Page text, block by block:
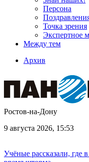
Персона
Точка зрения
Экспертное
Между тем
Архив
Ростов-на-Дону
9 августа 2026, 15:53
Учёные рассказали, где